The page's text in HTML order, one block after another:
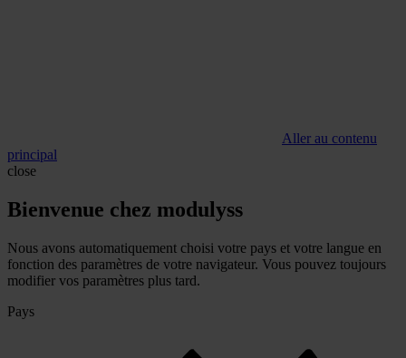
Aller au contenu
principal
close
Bienvenue chez modulyss
Nous avons automatiquement choisi votre pays et votre langue en
fonction des paramètres de votre navigateur. Vous pouvez toujours
modifier vos paramètres plus tard.
Pays